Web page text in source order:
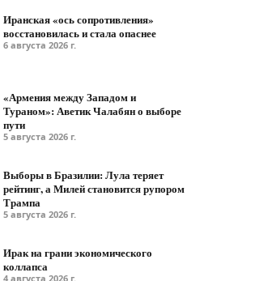
Иранская «ось сопротивления»
восстановилась и стала опаснее
6 августа 2026 г.
«Армения между Западом и
Тураном»: Аветик Чалабян о выборе
пути
5 августа 2026 г.
Выборы в Бразилии: Лула теряет
рейтинг, а Милей становится рупором
Трампа
5 августа 2026 г.
Ирак на грани экономического
коллапса
4 августа 2026 г.